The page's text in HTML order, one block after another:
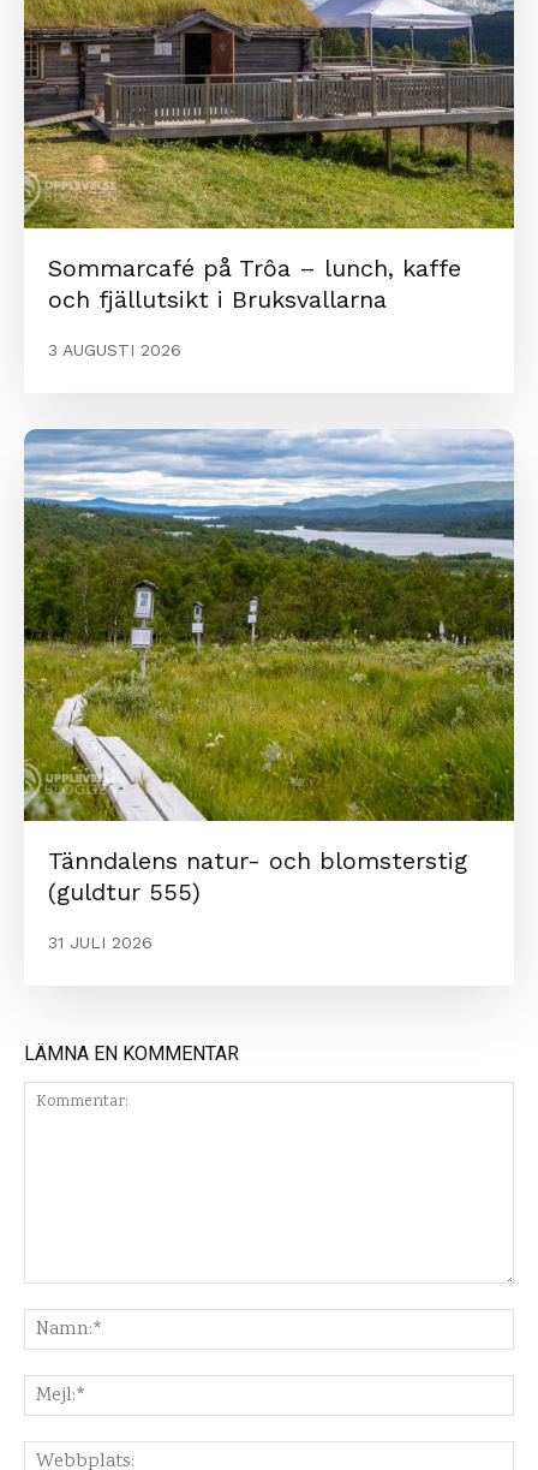
Sommarcafé på Trôa – lunch, kaffe
och fjällutsikt i Bruksvallarna
3 AUGUSTI 2026
Tänndalens natur- och blomsterstig
(guldtur 555)
31 JULI 2026
LÄMNA EN KOMMENTAR